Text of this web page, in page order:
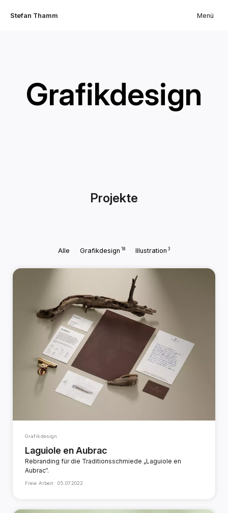
Stefan Thamm Menü
Grafikdesign
Projekte
Alle Grafikdesign 18 Illustration 3
Grafikdesign
Laguiole en Aubrac
Rebranding für die Traditionsschmiede „Laguiole en
Aubrac“.
Freie Arbeit ·05.07.2022